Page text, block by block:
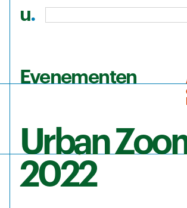
u.
Evenementen
Urban
2022